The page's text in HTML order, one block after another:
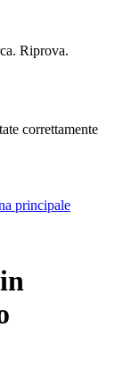
Riprova.
correttamente
principale